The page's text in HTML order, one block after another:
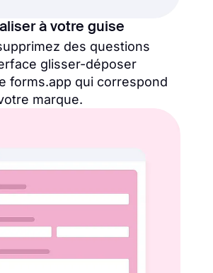
à votre guise
des questions
glisser-déposer
forms.app qui correspond
marque.